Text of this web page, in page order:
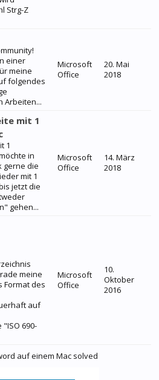
Strg-Z
einer
meine
folgendes
Arbeiten...
Microsoft
Office
20. Mai
2018
mit 1
1
in
gerne die
mit 1
jetzt die
gehen...
Microsoft
Office
14. März
2018
meine
Format des
auf
690-
Microsoft
Office
10.
Oktober
2016
auf einem Mac solved